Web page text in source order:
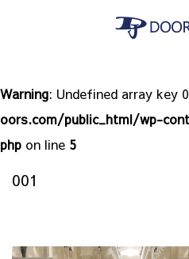
Warning: Undefined array key
oors.com/public_html/wp-
php on line 5
001